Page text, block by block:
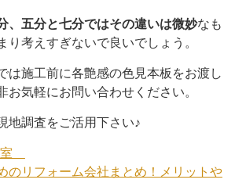
、五分と七分ではその違いは微妙なも
り考えすぎないで良いでしょう。
は施工前に各艶感の色見本板をお渡し
お気軽にお問い合わせください。
地調査をご活用下さい♪
室
のリフォーム会社まとめ！メリットや